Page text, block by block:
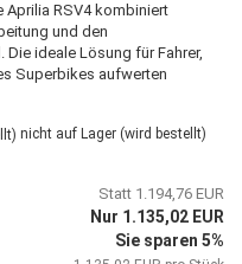
RSV4 kombiniert
und den
ideale Lösung für Fahrer,
Superbikes aufwerten
nicht auf Lager (wird bestellt)
Statt 1.194,76 EUR
Nur 1.135,02 EUR
Sie sparen 5%